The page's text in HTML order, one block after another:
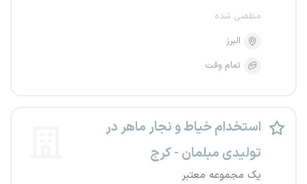
منقضی شده
البرز
تمام وقت
استخدام خیاط و نجار ماهر در
تولیدی مبلمان - کرج
یک مجموعه معتبر